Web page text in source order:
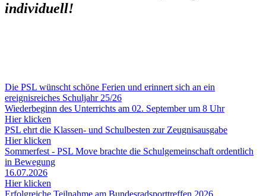
individuell!
Die PSL wünscht schöne Ferien und erinnert sich an ein
ereignisreiches Schuljahr 25/26
Wiederbeginn des Unterrichts am 02. September um 8 Uhr
Hier klicken
PSL ehrt die Klassen- und Schulbesten zur Zeugnisausgabe
Hier klicken
Sommerfest - PSL Move brachte die Schulgemeinschaft ordentlich
in Bewegung
16.07.2026
Hier klicken
Erfolgreiche Teilnahme am Bundesradsporttreffen 2026